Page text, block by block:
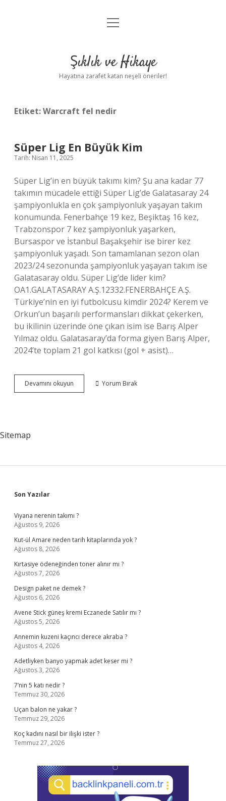
Anasayfa
Yasal Uyarı
menüyü
Şıklık ve Hikaye
Hayatına zarafet katan neşeli öneriler!
Etiket:Warcraft fel nedir
Süper Lig En Büyük Kim
Tarih: Nisan 11, 2025
Süper Lig’in en büyük takımı kim? Şu ana kadar 77
takımın mücadele ettiği Süper Lig’de Galatasaray 24
şampiyonlukla en çok şampiyonluk yaşayan takım
konumunda. Fenerbahçe 19 kez, Beşiktaş 16 kez,
Trabzonspor 7 kez şampiyonluk yaşarken,
Bursaspor ve İstanbul Başakşehir ise birer kez
şampiyonluk yaşadı. Son tamamlanan sezon olan
2023/24 sezonunda şampiyonluk yaşayan takım ise
Galatasaray oldu. Süper Lig’de lider kim?
OA1.GALATASARAY A.Ş.12332.FENERBAHÇE A.Ş.
Türkiye’nin en iyi futbolcusu kimdir 2024? Kerem ve
Orkun’un başarılı performansları dikkat çekerken,
bu ikilinin üzerinde öne çıkan isim ise Barış Alper
Yılmaz oldu. Galatasaray’da forma giyen Barış Alper,
2024’te toplam 21 gol katkısı (gol + asist)…
Devamını okuyun
Lig
Yorum Bırak
Sitemap
Sidebar
Son Yazılar
Viyana nerenin takımı ?
Ağustos 9, 2026
Kut-ül Amare neden tarih kitaplarında yok ?
Ağustos 8, 2026
Kırtasiye ödeneğinden toner alınır mı ?
Ağustos 7, 2026
Design paket ne demek ?
Ağustos 6, 2026
Avene Stick güneş kremi Eczanede Satılır mı ?
Ağustos 5, 2026
Annemin kuzeni kaçıncı derece akraba ?
Ağustos 4, 2026
Adetliyken banyo yapmak adet keser mi ?
Ağustos 3, 2026
7’nin 5 katı nedir ?
Temmuz 30, 2026
Uçan balon ne yakar ?
Temmuz 29, 2026
Koç kadını nasıl bir ilişki ister ?
Temmuz 27, 2026